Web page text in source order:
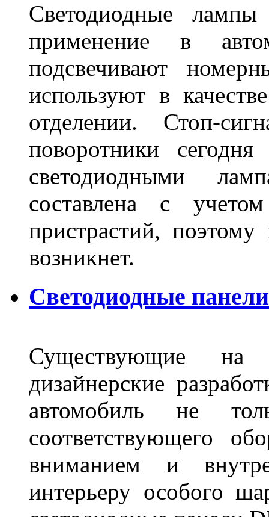
Светодиодные
применение в
подсвечивают
используют в
отделении. Стоп-
поворотники
светодиодными
составлена с
пристрастий,
возникнет.
Светодиодные
Существующие
дизайнерские
автомобиль не
соответствующего
вниманием и
интерьеру особого